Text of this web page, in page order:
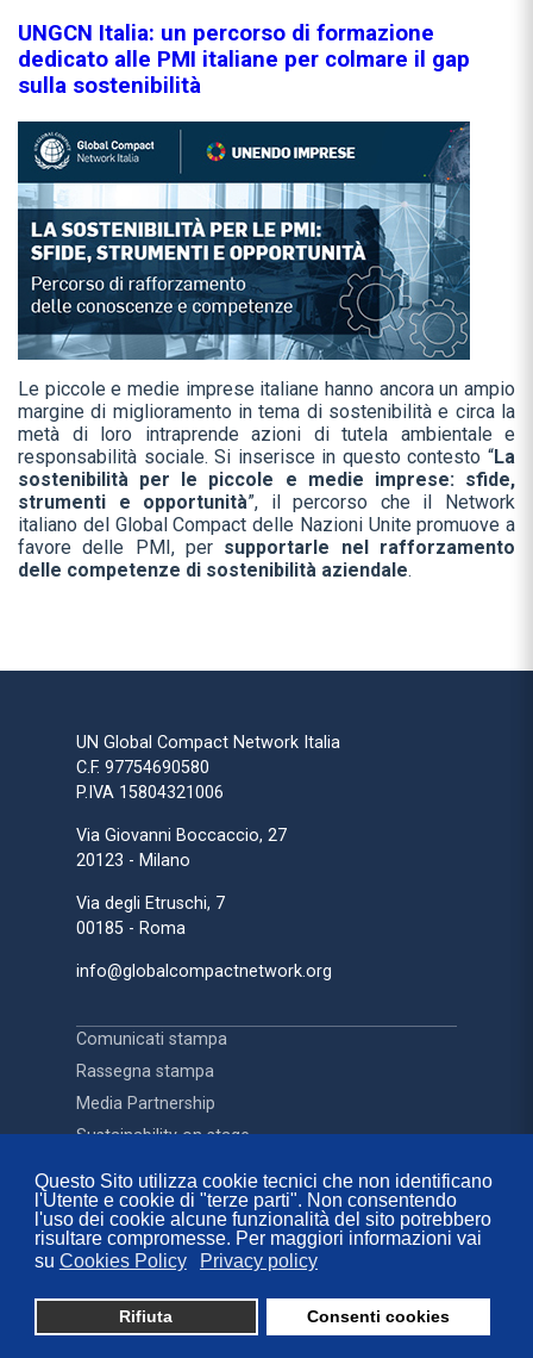
Questo Sito utilizza cookie tecnici che non identificano
l'Utente e cookie di "terze parti". Non consentendo
l'uso dei cookie alcune funzionalità del sito potrebbero
risultare compromesse. Per maggiori informazioni vai
su Cookies Policy Privacy policy
Rifiuta Consenti cookies
UNGCN Italia: un percorso di formazione
dedicato alle PMI italiane per colmare il gap
sulla sostenibilità
Le piccole e medie imprese italiane hanno ancora un ampio
margine di miglioramento in tema di sostenibilità e circa la
metà di loro intraprende azioni di tutela ambientale e
responsabilità sociale. Si inserisce in questo contesto “La
sostenibilità per le piccole e medie imprese: sfide,
strumenti e opportunità”, il percorso che il Network
italiano del Global Compact delle Nazioni Unite promuove a
favore delle PMI, per supportarle nel rafforzamento
delle competenze di sostenibilità aziendale.
UN Global Compact Network Italia
C.F. 97754690580
P.IVA 15804321006
Via Giovanni Boccaccio, 27
20123 - Milano
Via degli Etruschi, 7
00185 - Roma
info@globalcompactnetwork.org
Comunicati stampa
Rassegna stampa
Media Partnership
Sustainability on stage
Contatti
FAQ
Privacy Policy
Cookies Policy